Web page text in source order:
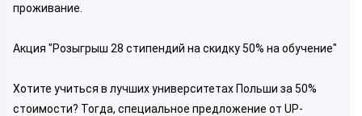
проживание.
Акция "Розыгрыш 28 стипендий на скидку 50% на обучение"
Хотите учиться в лучших университетах Польши за 50%
стоимости? Тогда, специальное предложение от UP-